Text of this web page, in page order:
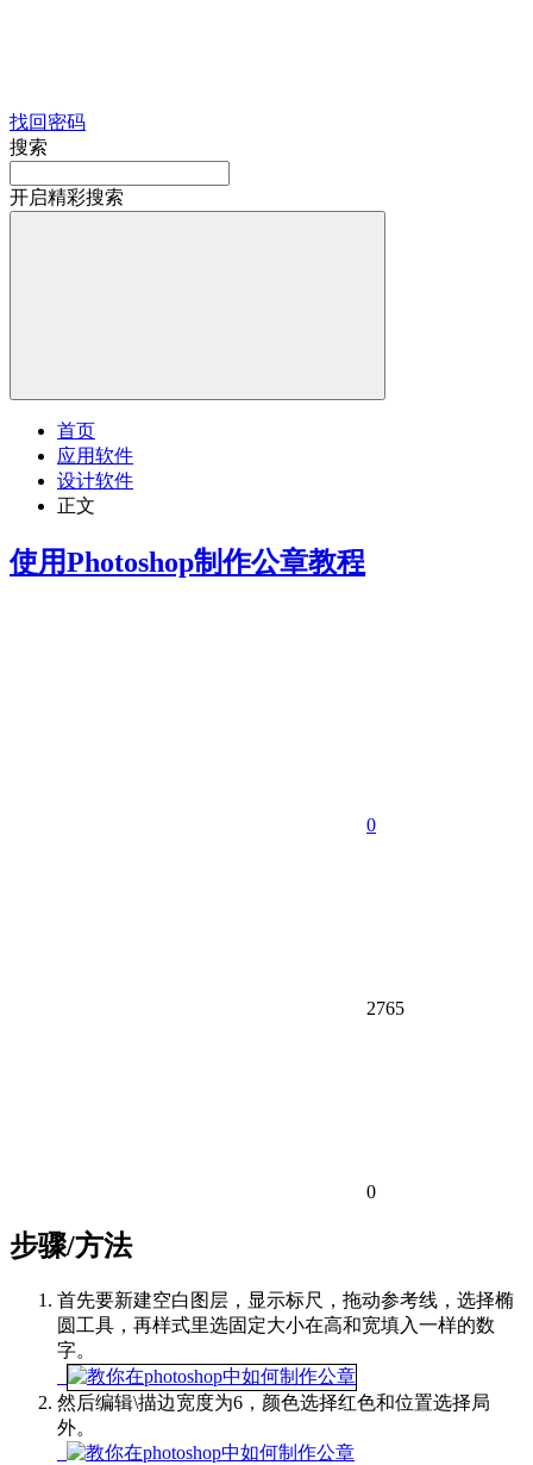
找回密码
搜索
开启精彩搜索
首页
应用软件
设计软件
正文
使用Photoshop制作公章教程
0
2765
0
步骤/方法
首先要新建空白图层，显示标尺，拖动参考线，选择椭
圆工具，再样式里选固定大小在高和宽填入一样的数
字。
然后编辑\描边宽度为6，颜色选择红色和位置选择局
外。